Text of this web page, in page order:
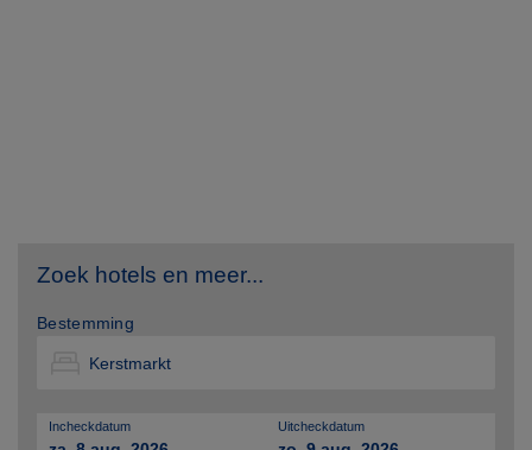
Zoek hotels en meer...
Bestemming
Incheckdatum Uitcheckdatum